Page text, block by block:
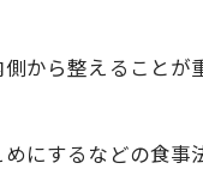
イエット生活術
宅ダイエット生活
ダイエット生活術
から整えること
にするなどの食